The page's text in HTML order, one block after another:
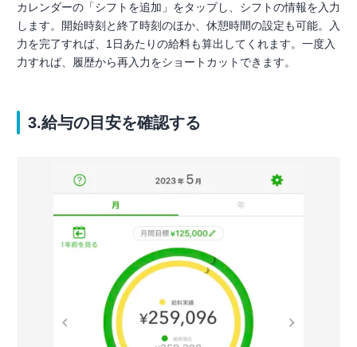
カレンダーの「シフトを追加」をタップし、シフトの情報を入力
します。開始時刻と終了時刻のほか、休憩時間の設定も可能。入
力を完了すれば、1日あたりの給料も算出してくれます。一度入
力すれば、履歴から再入力をショートカットできます。
3.給与の目安を確認する